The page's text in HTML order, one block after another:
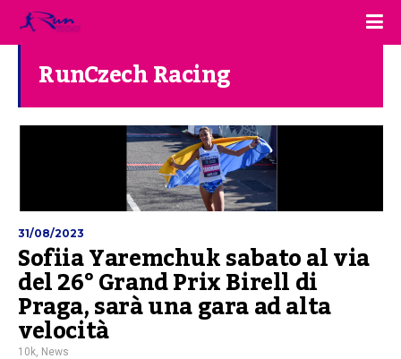
RunCzech Racing
31/08/2023
Sofiia Yaremchuk sabato al via
del 26° Grand Prix Birell di
Praga, sarà una gara ad alta
velocità
10k News